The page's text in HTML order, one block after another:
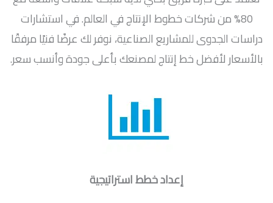
80% من شركات خطوط الإنتاج في العالم. في استشارات
دراسات الجدوى للمشاريع الصناعية، نوفر لك عرضًا فنيًا مرفقًا
بالأسعار لأفضل خط إنتاج لمصنعك بأعلى جودة وأنسب سعر.
إعداد خطط استراتيجية